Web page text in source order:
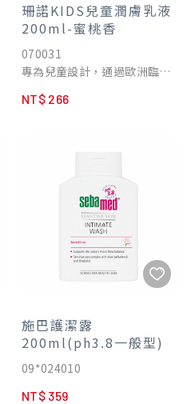
珊諾KIDS兒童潤膚乳液
200ml-蜜桃香
070031
專為兒童設計，通過歐洲臨床
適用
嫩肌膚並舒緩乾燥，溫和地呵
NT$ 266
施巴護潔露
200ml(ph3.8一般型)
09*024010
NT$ 359